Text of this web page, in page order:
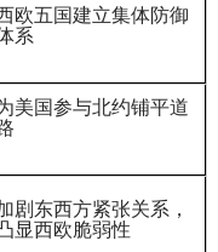
欧五国建立集体防御
系
美国参与北约铺平道
剧东西方紧张关系，
显西欧脆弱性